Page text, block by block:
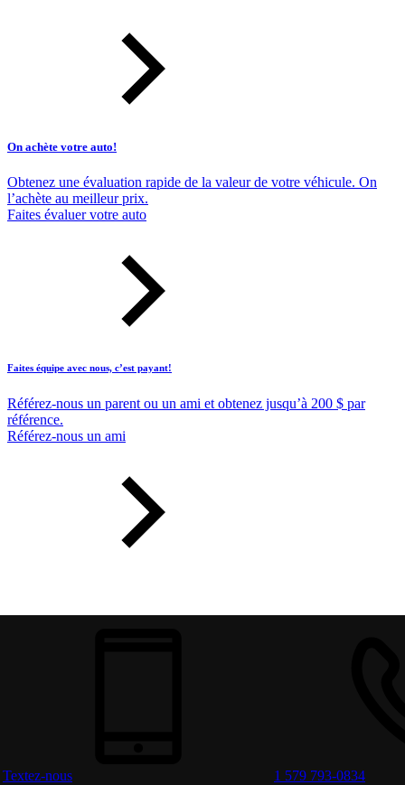
On achète votre auto!
Obtenez une évaluation rapide de la valeur de votre véhicule. On
l’achète au meilleur prix.
Faites évaluer votre auto
Faites équipe avec nous, c’est payant!
Référez-nous un parent ou un ami et obtenez jusqu’à 200 $ par
référence.
Référez-nous un ami
Textez-nous 1 579 793-0834